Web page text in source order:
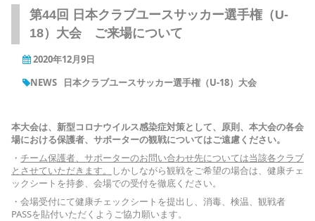
第44回 日本クラブユースサッカー選手権（U-
18）大会 ご来場について
2020年12月9日
NEWS
日本クラブユースサッカー選手権（U-18）大会
本大会は、新型コロナウイルス感染症対策として、原則、本大会の各会
場における保護者、サポーターの観戦についてはご遠慮ください。
・ チーム保護者、サポーターのお問い合わせ先については当該各クラブ
とさせていただきます。
しかしながら観戦をご希望の場合は、健康チェ
ックシートを持参、会場での受付を徹底ください。
・会場受付にて健康チェックシートを提出し、消毒、検温、観戦者
PASSを貼付いただくようご協力願います。